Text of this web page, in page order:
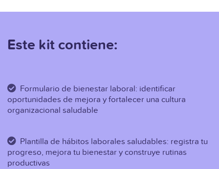
Este kit contiene:
Formulario de bienestar laboral: identificar
oportunidades de mejora y fortalecer una cultura
organizacional saludable
Plantilla de hábitos laborales saludables: registra tu
progreso, mejora tu bienestar y construye rutinas
productivas